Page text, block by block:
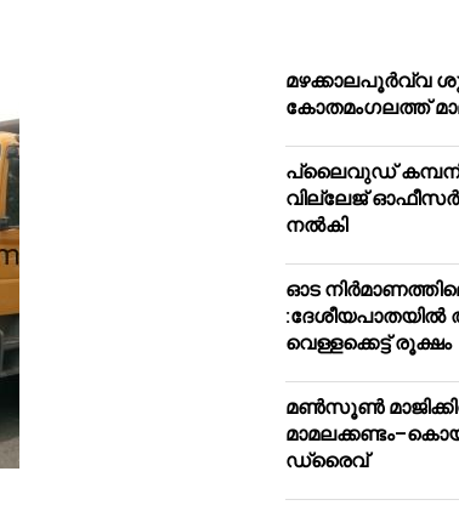
മഴക്കാലപൂർവ്വ
കോതമംഗലത്ത്
പ്ലൈവുഡ്
വില്ലേജ് ഓഫീസർ
നൽകി
ഓട
:ദേശീയപാതയിൽ
വെള്ളക്കെട്ട് രൂക്ഷം
മൺസൂൺ
ഡ്രൈവ്